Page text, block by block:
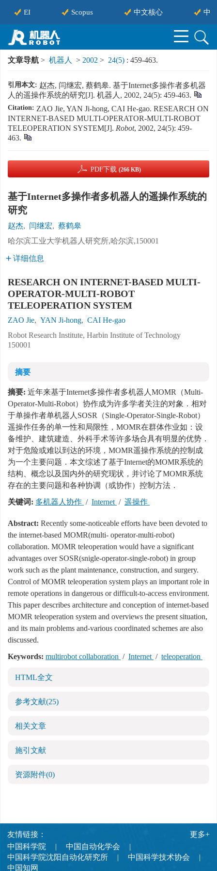
EI Scopus 中文核心 中国
文章导航 > 机器人 > 2002 > 24(5) : 459-463.
引用本文: 赵杰, 闫继宏, 蔡鹤皋. 基于Internet多操作者多机器
人的遥操作系统的研究[J]. 机器人, 2002, 24(5): 459-463.
Citation: ZAO Jie, YAN Ji-hong, CAI He-gao. RESEARCH ON
INTERNET-BASED MULTI-OPERATOR-MULTI-ROBOT
TELEOPERATION SYSTEM[J]. Robot, 2002, 24(5): 459-
463.
PDF下载 (266 KB)
基于Internet多操作者多机器人的遥操作系统的
研究
赵杰, 闫继宏, 蔡鹤皋
哈尔滨工业大学机器人研究所,哈尔滨,150001
详细信息
RESEARCH ON INTERNET-BASED MULTI-
OPERATOR-MULTI-ROBOT
TELEOPERATION SYSTEM
ZAO Jie, YAN Ji-hong, CAI He-gao
Robot Research Institute, Harbin Institute of Technology
150001
摘要
摘要: 近年来基于Internet多操作者多机器人MOMR（Multi-
Operator-Multi-Robot）协作成为许多学者关注的对象．相对
于单操作者单机器人SOSR（Single-Operator-Single-Robot）
遥操作任务的单一性和局限性，MOMR在群体作业如：设
备维护、建筑建造、外科手术等许多场合具有明显的优势．
对于危险或难以到达的环境，MOMR遥操作系统的控制成
为一个主要问题．本文综述了基于Internet的MOMR系统的
结构、概念以及国内外的研究现状，并讨论了MOMR系统
存在的主要问题和各种协调（或协作）控制方法．
关键词: 多机器人协作 / Internet / 遥操作
Abstract: Recently some-noticeable efforts have been devoted to
the internet-based MOMR(multi- operator-multi-robot)
collaboration. MOMR teleoperation would have a significant
advantages over SOSR(snigle-operator-single-robot) in group
work such as the plant maintenance, construction, and surgery.
Control of MOMR teleoperation system plays an important role in
remote operations in dangerous or difficult-to-access environment.
This paper describes architecture and conception of internet-based
MOMR teleoperation system and overviews the present situation,
and its main problems and-various coordinated schemes are also
discussed.
Keywords: multirobot collaboration / Internet / teleoperation
HTML全文
参考文献(25)
相关文章
施引文献
资源附件(0)
友情链接：
中国科学院
中国自动化学会
中国科学院沈阳自动化研究所
中国科学技术协会
中国知网
更多+